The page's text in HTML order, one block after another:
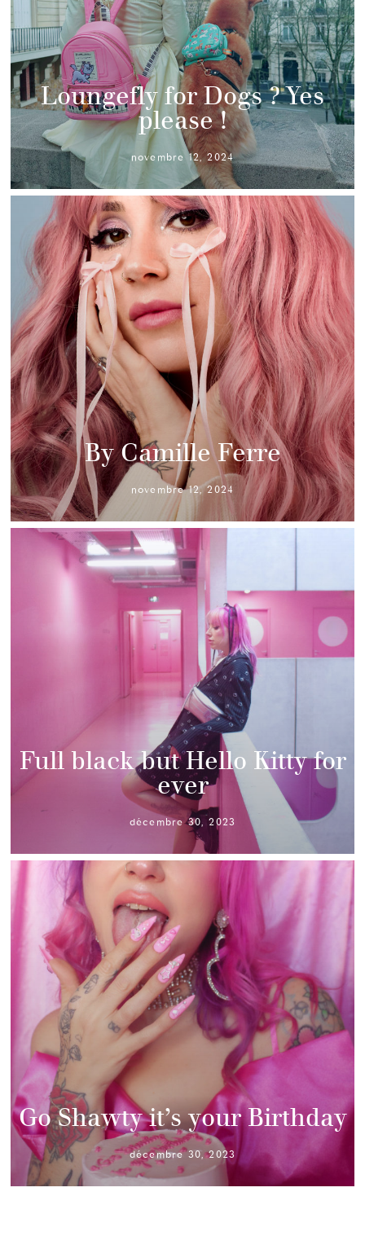
Loungefly for Dogs ? Yes
please !
novembre 12, 2024
By Camille Ferre
novembre 12, 2024
Full black but Hello Kitty for
ever
décembre 30, 2023
Go Shawty it’s your Birthday
décembre 30, 2023